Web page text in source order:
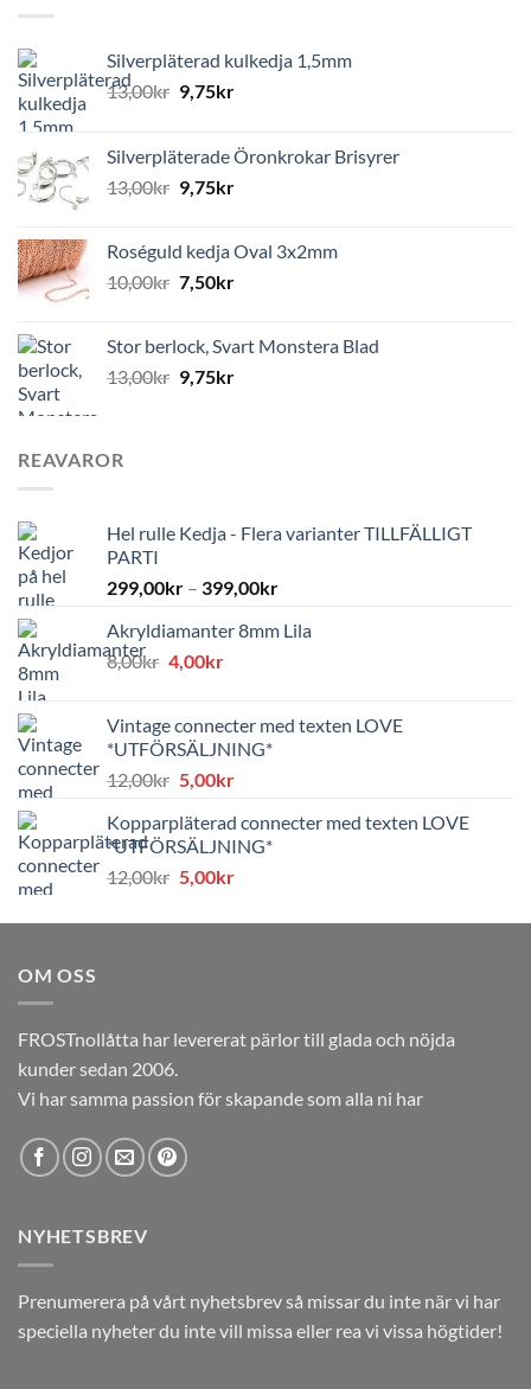
Silverpläterad kulkedja 1,5mm
13,00kr 9,75kr
Silverpläterade Öronkrokar Brisyrer
13,00kr 9,75kr
Roséguld kedja Oval 3x2mm
10,00kr 7,50kr
Stor berlock, Svart Monstera Blad
13,00kr 9,75kr
REAVAROR
Hel rulle Kedja - Flera varianter TILLFÄLLIGT
PARTI
299,00kr – 399,00kr
Akryldiamanter 8mm Lila
8,00kr Det
var:
8,00kr.
4,00krDet
är:
4,00kr.
Vintage connecter med texten LOVE
*UTFÖRSÄLJNING*
12,00kr Det
priset
var:
12,00kr.
5,00krDet
priset
är:
5,00kr.
Kopparpläterad connecter med texten LOVE
*UTFÖRSÄLJNING*
12,00kr Det
priset
5,00krDet
priset
OM OSS
FROSTnollåtta har levererat pärlor till glada och nöjda
kunder sedan 2006.
Vi har samma passion för skapande som alla ni har
NYHETSBREV
Prenumerera på vårt nyhetsbrev så missar du inte när vi har
speciella nyheter du inte vill missa eller rea vi vissa högtider!